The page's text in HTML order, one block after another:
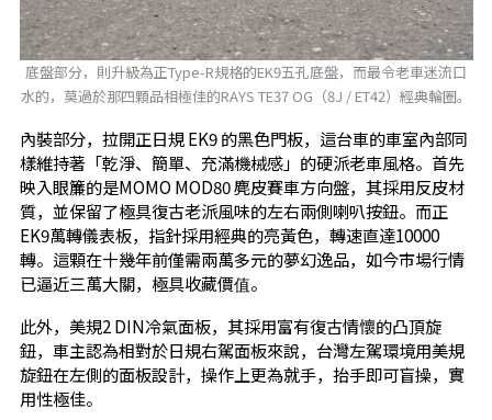
底盤部分，則升級為正Type-R規格的EK9五孔底盤，而最令老車迷流口
水的，莫過於那四顆品相極佳的RAYS TE37 OG（8J / ET42）經典輪圈。
內裝部分，拉開正日規 EK9 的黑色門板，這台車的車室內部同
樣維持著「乾淨、簡單、充滿機械感」的硬派老車風格。首先
映入眼簾的是MOMO MOD80 麂皮賽車方向盤，其採用反皮材
質，並保留了極具復古老派風味的左右兩側喇叭按鈕。而正
EK9萬轉儀表板，指針採用經典的亮黃色，轉速直達10000
轉。這顆在十幾年前僅需兩萬多元的夢幻逸品，如今市場行情
已逼近三萬大關，極具收藏價值。
此外，美規2 DIN冷氣面板，其採用富有復古情懷的凸頂旋
鈕，車主認為相對於日規右駕面板來說，台灣左駕環境用美規
旋鈕在左側的面板設計，操作上更為就手，抬手即可盲操，實
用性極佳。